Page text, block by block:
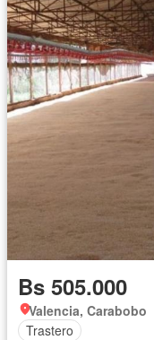
Bs 505.000
Valencia, Carabobo
Trastero